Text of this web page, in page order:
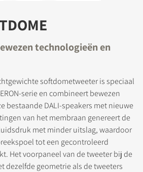
technologieën en
softdometweeter is speciaal
serie en combineert bewezen
bestaande DALI-speakers met nieuwe
van het membraan genereert de
met minder uitslag, waardoor
tot een gecontroleerd
Het voorpaneel van de tweeter bij de
dezelfde geometrie als de tweeters